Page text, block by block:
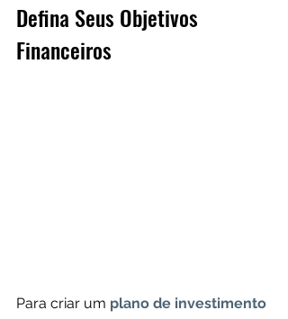
Defina Seus Objetivos
Financeiros
Para criar um plano de investimento